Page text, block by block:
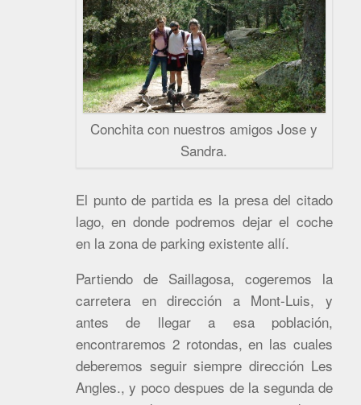
Conchita con nuestros amigos Jose y
Sandra.
El punto de partida es la presa del citado
lago, en donde podremos dejar el coche
en la zona de parking existente allí.
Partiendo de Saillagosa, cogeremos la
carretera en dirección a Mont-Luis, y
antes de llegar a esa población,
encontraremos 2 rotondas, en las cuales
deberemos seguir siempre dirección Les
Angles., y poco despues de la segunda de